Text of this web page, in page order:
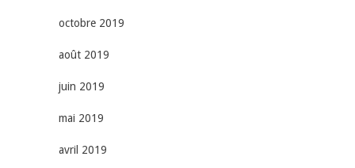
octobre 2019
août 2019
juin 2019
mai 2019
avril 2019